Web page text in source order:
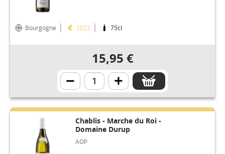
Bourgogne 2022 75cl
15,95 €
Chablis - Marche du Roi -
Domaine Durup
AOP